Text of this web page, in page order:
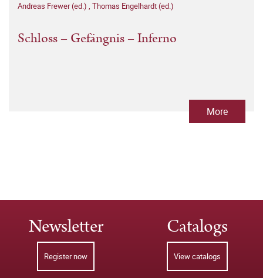
Andreas Frewer (ed.) , Thomas Engelhardt (ed.)
Schloss – Gefängnis – Inferno
More
Newsletter
Register now
Catalogs
View catalogs